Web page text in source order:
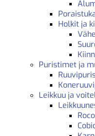
Holkit ja
Puristimet ja
Leikkuu ja